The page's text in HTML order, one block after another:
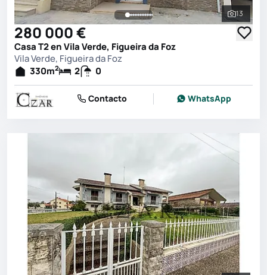
Ver
13
280 000 €
Casa T2 en Vila Verde, Figueira da Foz
Vila Verde, Figueira da Foz
330m2 2 0
Contacto WhatsApp